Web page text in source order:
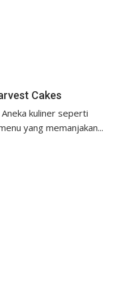
Cakes
kuliner seperti
yang memanjakan...